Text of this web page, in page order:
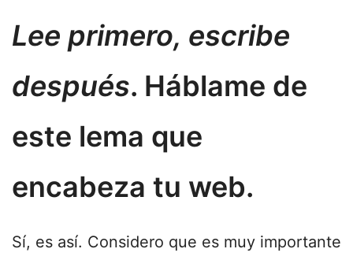
Lee primero, escribe
después. Háblame de
este lema que
encabeza tu web.
Sí, es así. Considero que es muy importante